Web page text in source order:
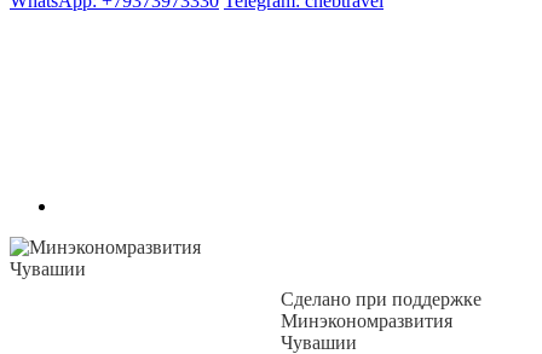
Сделано при поддержке
Минэкономразвития
Чувашии